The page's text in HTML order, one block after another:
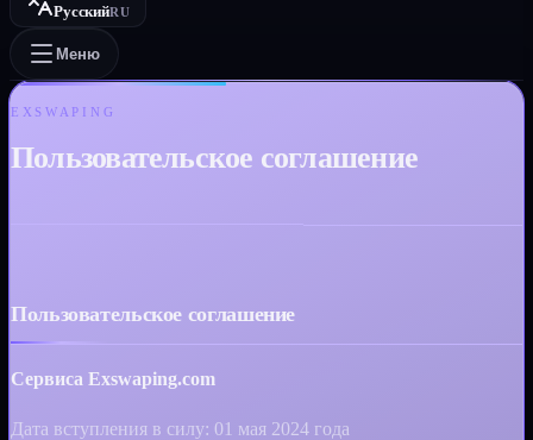
РусскийRU
Меню
EXSWAPING
Пользовательское соглашение
Пользовательское соглашение
Сервиса Exswaping.com
Дата вступления в силу: 01 мая 2024 года